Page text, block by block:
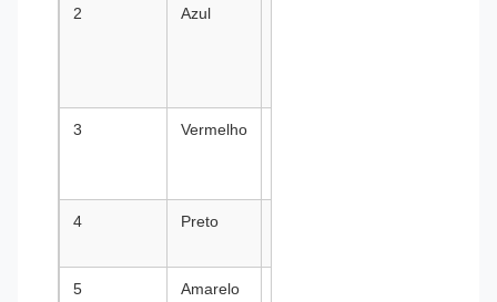
2 Azul
3 Vermelho
4 Preto
5 Amarelo